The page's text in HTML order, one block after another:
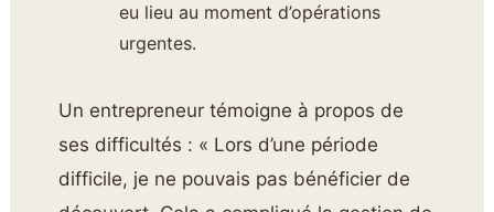
eu lieu au moment d’opérations
urgentes.
Un entrepreneur témoigne à propos de
ses difficultés : « Lors d’une période
difficile, je ne pouvais pas bénéficier de